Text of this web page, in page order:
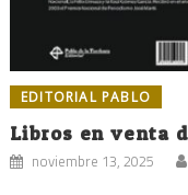
EDITORIAL PABLO
Libros en venta
noviembre 13, 2025